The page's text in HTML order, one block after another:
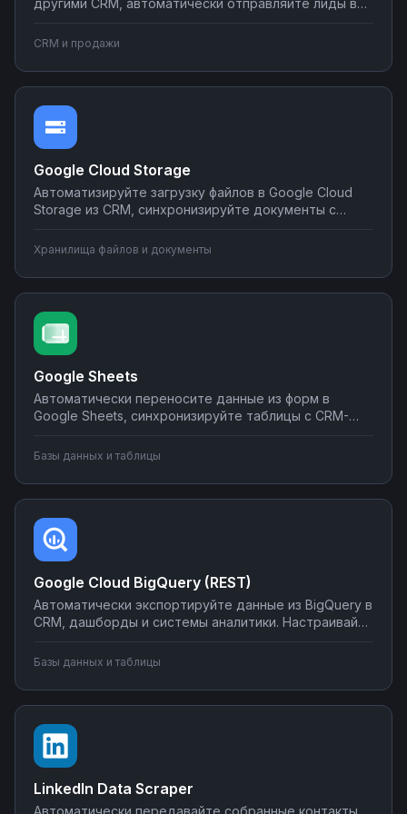
другими CRM, автоматически отправляйте лиды в
в планировщиках при изменении статуса сделки.
Настраивайте двусторонний обмен данными без
программирования на платформе Nodul.
CRM и продажи
Google Cloud Storage
Автоматизируйте загрузку файлов в Google Cloud
Storage из CRM, синхронизируйте документы с
уведомления о новых файлах в мессенджеры.
Создавайте интеграции облачного хранилища без
программирования на Nodul.
Хранилища файлов и документы
Google Sheets
Автоматически переносите данные из форм в
Google Sheets, синхронизируйте таблицы с CRM-
почте или в мессенджеры. Настраивайте
простых сценариев до сложной автоматизации
аналитики.
Базы данных и таблицы
Google Cloud BigQuery (REST)
Автоматически экспортируйте данные из BigQuery в
CRM, дашборды и системы аналитики. Настраивайте
метрики с внешними сервисами, создавайте
Управляйте интеграциями BigQuery без SQL-
программирования.
Базы данных и таблицы
LinkedIn Data Scraper
Автоматически передавайте собранные контакты